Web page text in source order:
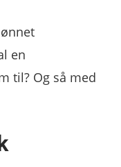
en
til? Og så med